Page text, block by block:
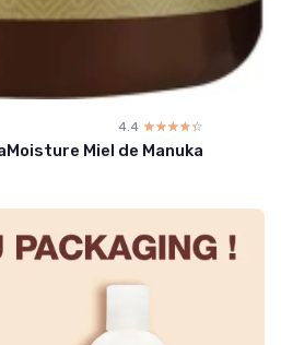
4.4 ☆☆☆☆☆
★★★★★
Miel de Manuka